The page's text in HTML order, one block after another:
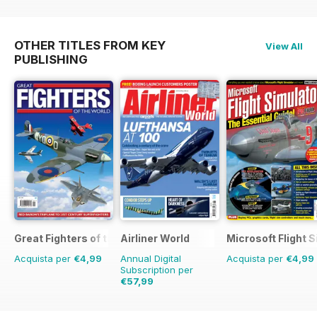
OTHER TITLES FROM KEY
PUBLISHING
View All
Great Fighters of the World
Acquista per €4,99
Airliner World
Annual Digital
Subscription per
€57,99
Microsoft Flight
Acquista per €4,99